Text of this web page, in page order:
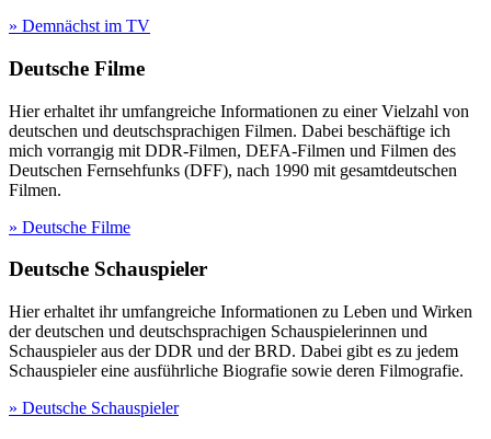
» Demnächst im TV
Deutsche Filme
Hier erhaltet ihr umfangreiche Informationen zu einer Vielzahl von
deutschen und deutschsprachigen Filmen. Dabei beschäftige ich
mich vorrangig mit DDR-Filmen, DEFA-Filmen und Filmen des
Deutschen Fernsehfunks (DFF), nach 1990 mit gesamtdeutschen
Filmen.
» Deutsche Filme
Deutsche Schauspieler
Hier erhaltet ihr umfangreiche Informationen zu Leben und Wirken
der deutschen und deutschsprachigen Schauspielerinnen und
Schauspieler aus der DDR und der BRD. Dabei gibt es zu jedem
Schauspieler eine ausführliche Biografie sowie deren Filmografie.
» Deutsche Schauspieler